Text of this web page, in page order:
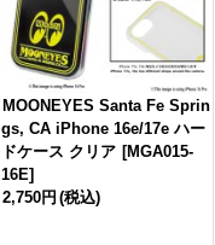
MOONEYES Santa Fe Sprin
gs, CA iPhone 16e/17e ハー
ドケース クリア [MGA015-
16E]
2,750円 (税込)